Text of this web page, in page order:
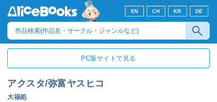
EN CH KR DE
PC版サイトで見る
アクスタ/弥富ヤスヒコ
大福処